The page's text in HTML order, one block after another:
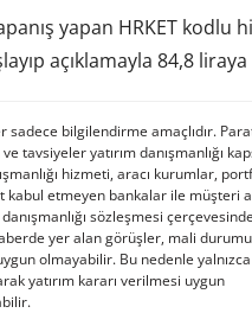
yapan HRKET kodlu
açıklamayla 84,8 liraya
sadece bilgilendirme amaçlıdır.
tavsiyeler yatırım danışmanlığı
hizmeti, aracı kurumlar,
etmeyen bankalar ile müşteri
sözleşmesi çerçevesinde
yer alan görüşler, mali
olmayabilir. Bu nedenle
yatırım kararı verilmesi uygun